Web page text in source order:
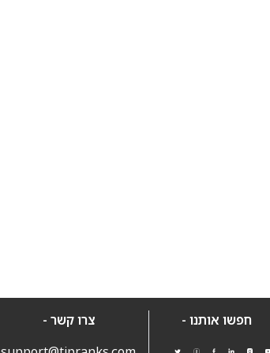
חפשו אותנו -
צרו קשר -